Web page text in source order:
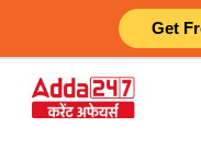
Get
content